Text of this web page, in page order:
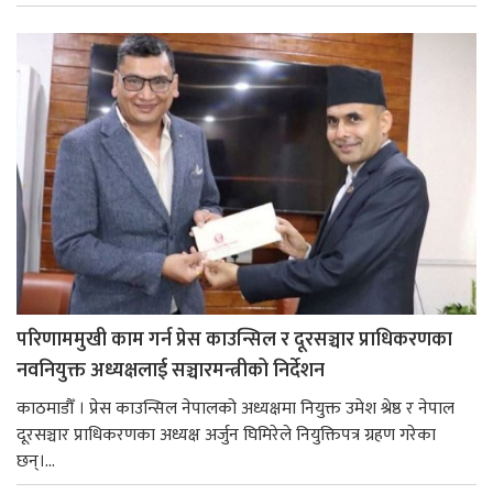
परिणाममुखी काम गर्न प्रेस काउन्सिल र दूरसञ्चार प्राधिकरणका
नवनियुक्त अध्यक्षलाई सञ्चारमन्त्रीको निर्देशन
काठमाडौँ । प्रेस काउन्सिल नेपालको अध्यक्षमा नियुक्त उमेश श्रेष्ठ र नेपाल
दूरसञ्चार प्राधिकरणका अध्यक्ष अर्जुन घिमिरेले नियुक्तिपत्र ग्रहण गरेका
छन्।...